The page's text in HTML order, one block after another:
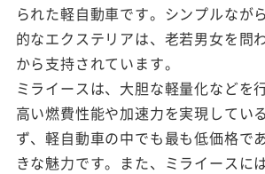
られた軽自動車です。シンプルなが
的なエクステリアは、老若男女を問
から支持されています。
ミライースは、大胆な軽量化などを
高い燃費性能や加速力を実現してい
ず、軽自動車の中でも最も低価格で
きな魅力です。また、ミライースに